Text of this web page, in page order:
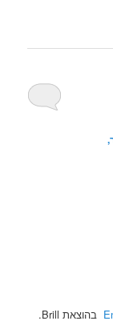
בהוצאת Brill.